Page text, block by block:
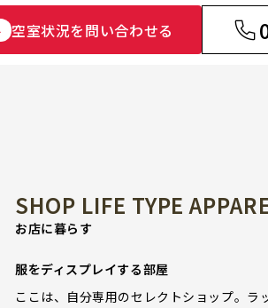
空室状況を問い合わせる
SHOP LIFE TYPE
お店に暮らす
服をディスプレイする部屋
ここは、自分専用のセレクトショップ。ラ